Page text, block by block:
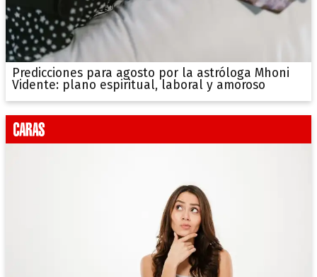
Predicciones para agosto por la astróloga Mhoni
Vidente: plano espiritual, laboral y amoroso